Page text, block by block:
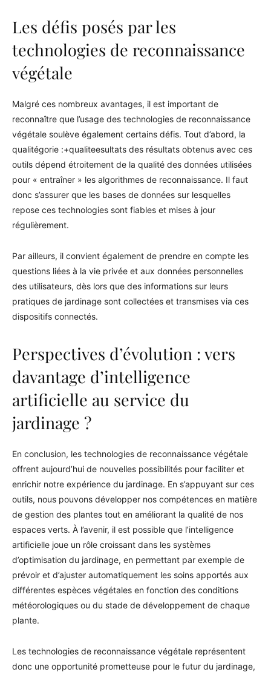
Les défis posés par les
technologies de reconnaissance
végétale
Malgré ces nombreux avantages, il est important de
reconnaître que l’usage des technologies de reconnaissance
végétale soulève également certains défis. Tout d’abord, la
qualitégorie :+qualiteesultats des résultats obtenus avec ces
outils dépend étroitement de la qualité des données utilisées
pour « entraîner » les algorithmes de reconnaissance. Il faut
donc s’assurer que les bases de données sur lesquelles
repose ces technologies sont fiables et mises à jour
régulièrement.
Par ailleurs, il convient également de prendre en compte les
questions liées à la vie privée et aux données personnelles
des utilisateurs, dès lors que des informations sur leurs
pratiques de jardinage sont collectées et transmises via ces
dispositifs connectés.
Perspectives d’évolution : vers
davantage d’intelligence
artificielle au service du
jardinage ?
En conclusion, les technologies de reconnaissance végétale
offrent aujourd’hui de nouvelles possibilités pour faciliter et
enrichir notre expérience du jardinage. En s’appuyant sur ces
outils, nous pouvons développer nos compétences en matière
de gestion des plantes tout en améliorant la qualité de nos
espaces verts. À l’avenir, il est possible que l’intelligence
artificielle joue un rôle croissant dans les systèmes
d’optimisation du jardinage, en permettant par exemple de
prévoir et d’ajuster automatiquement les soins apportés aux
différentes espèces végétales en fonction des conditions
météorologiques ou du stade de développement de chaque
plante.
Les technologies de reconnaissance végétale représentent
donc une opportunité prometteuse pour le futur du jardinage,